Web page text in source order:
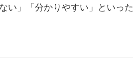
い」「分かりやすい」といった